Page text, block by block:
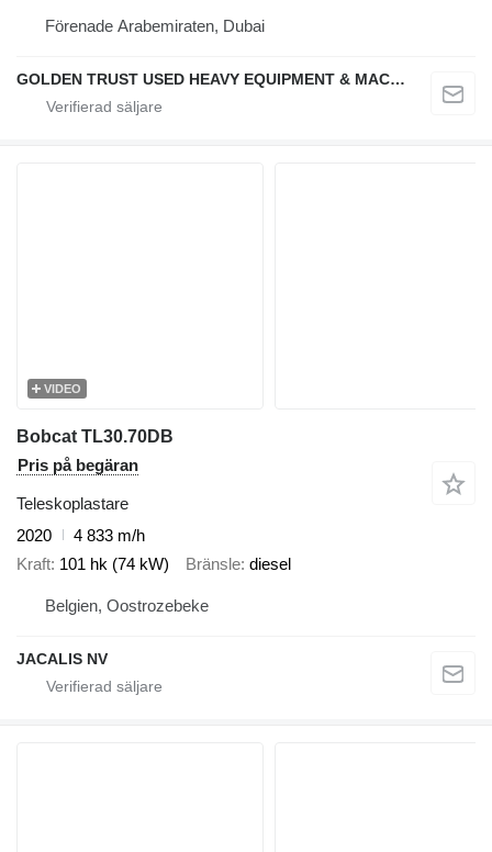
Förenade Arabemiraten, Dubai
GOLDEN TRUST USED HEAVY EQUIPMENT & MACHINERY TRADING L.L.C
VIDEO
Bobcat TL30.70DB
Pris på begäran
Teleskoplastare
2020
4 833 m/h
Kraft 101 hk (74 kW) Bränsle diesel
Belgien, Oostrozebeke
JACALIS NV